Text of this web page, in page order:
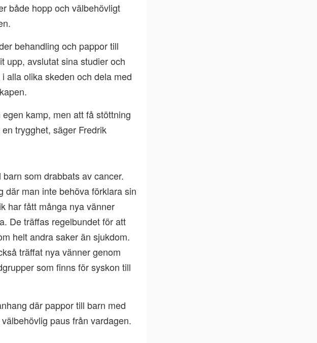
både hopp och välbehövligt
behandling och pappor till
upp, avslutat sina studier och
alla olika skeden och dela med
kamp, men att få stöttning
trygghet, säger Fredrik
som drabbats av cancer.
där man inte behöva förklara sin
har fått många nya vänner
De träffas regelbundet för att
helt andra saker än sjukdom.
träffat nya vänner genom
som finns för syskon till
där pappor till barn med
paus från vardagen.